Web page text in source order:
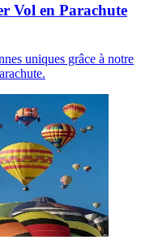
Vol en Parachute
uniques grâce à notre